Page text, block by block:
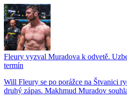
Fleury vyzval Muradova k odvetě.
termín
Will Fleury se po porážce na Štvanici
druhý zápas. Makhmud Muradov